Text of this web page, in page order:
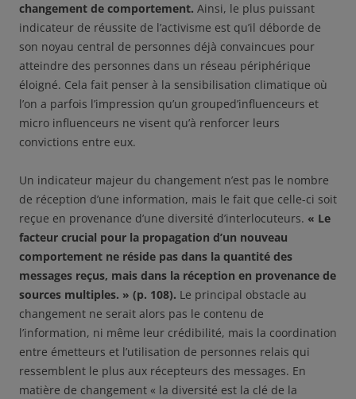
changement de comportement. Ainsi, le plus puissant
indicateur de réussite de l’activisme est qu’il déborde de
son noyau central de personnes déjà convaincues pour
atteindre des personnes dans un réseau périphérique
éloigné. Cela fait penser à la sensibilisation climatique où
l’on a parfois l’impression qu’un grouped’influenceurs et
micro influenceurs ne visent qu’à renforcer leurs
convictions entre eux.
Un indicateur majeur du changement n’est pas le nombre
de réception d’une information, mais le fait que celle-ci soit
reçue en provenance d’une diversité d’interlocuteurs. « Le
facteur crucial pour la propagation d’un nouveau
comportement ne réside pas dans la quantité des
messages reçus, mais dans la réception en provenance de
sources multiples. » (p. 108). Le principal obstacle au
changement ne serait alors pas le contenu de
l’information, ni même leur crédibilité, mais la coordination
entre émetteurs et l’utilisation de personnes relais qui
ressemblent le plus aux récepteurs des messages. En
matière de changement « la diversité est la clé de la